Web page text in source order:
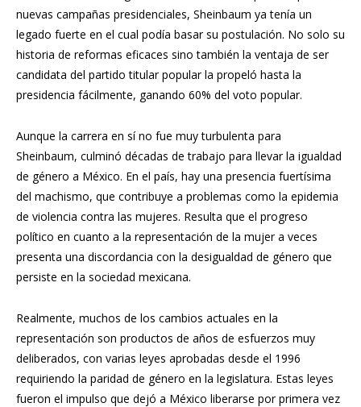
nuevas campañas presidenciales, Sheinbaum ya tenía un
legado fuerte en el cual podía basar su postulación. No solo su
historia de reformas eficaces sino también la ventaja de ser
candidata del partido titular popular la propeló hasta la
presidencia fácilmente, ganando 60% del voto popular.
Aunque la carrera en sí no fue muy turbulenta para
Sheinbaum, culminó décadas de trabajo para llevar la igualdad
de género a México. En el país, hay una presencia fuertísima
del machismo, que contribuye a problemas como la epidemia
de violencia contra las mujeres. Resulta que el progreso
político en cuanto a la representación de la mujer a veces
presenta una discordancia con la desigualdad de género que
persiste en la sociedad mexicana.
Realmente, muchos de los cambios actuales en la
representación son productos de años de esfuerzos muy
deliberados, con varias leyes aprobadas desde el 1996
requiriendo la paridad de género en la legislatura. Estas leyes
fueron el impulso que dejó a México liberarse por primera vez